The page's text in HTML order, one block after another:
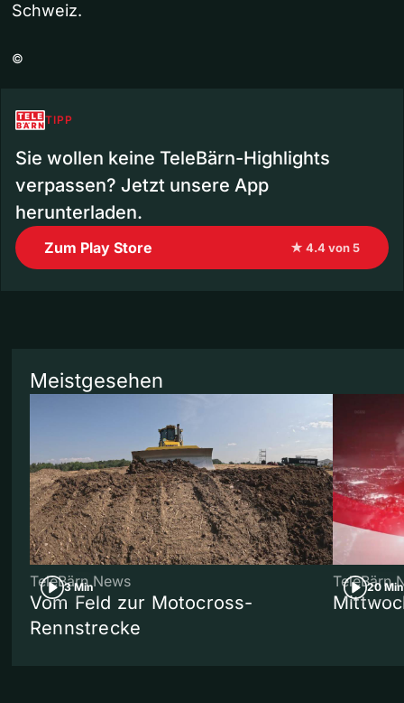
Schweiz.
©
TIPP
Sie wollen keine TeleBärn-Highlights
verpassen? Jetzt unsere App
herunterladen.
Zum Play Store ★ 4.4 von 5
Meistgesehen
3 Min
TeleBärn News
Vom Feld zur Motocross-
Rennstrecke
20 Min
TeleBärn